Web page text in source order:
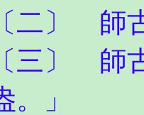
〕 師古
〕 師古
。」